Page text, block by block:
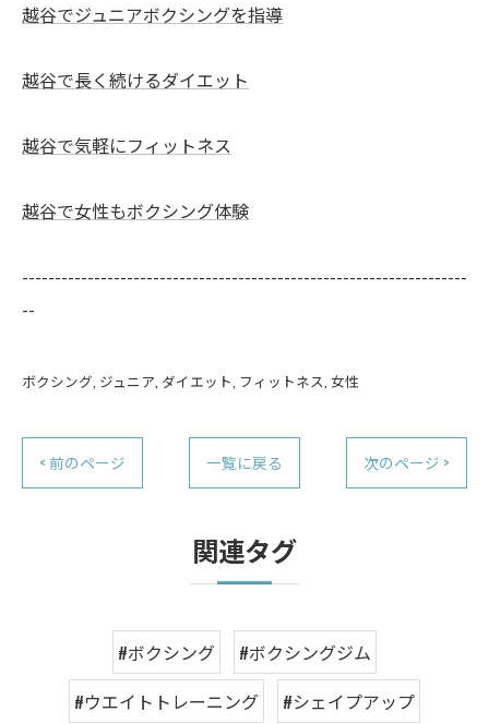
越谷でジュニアボクシングを指導
越谷で長く続けるダイエット
越谷で気軽にフィットネス
越谷で女性もボクシング体験
--------------------------------------------------------------------
--
ボクシング ジュニア ダイエット フィットネス 女性
< 前のページ 一覧に戻る 次のページ >
関連タグ
#ボクシング
#ボクシングジム
#ウエイトトレーニング
#シェイプアップ